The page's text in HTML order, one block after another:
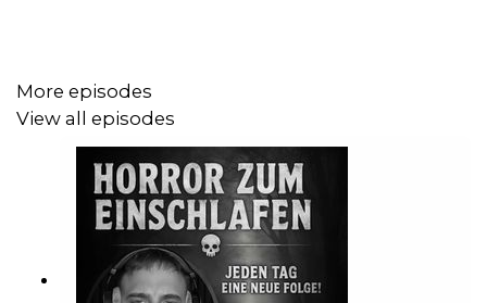
More episodes
View all episodes